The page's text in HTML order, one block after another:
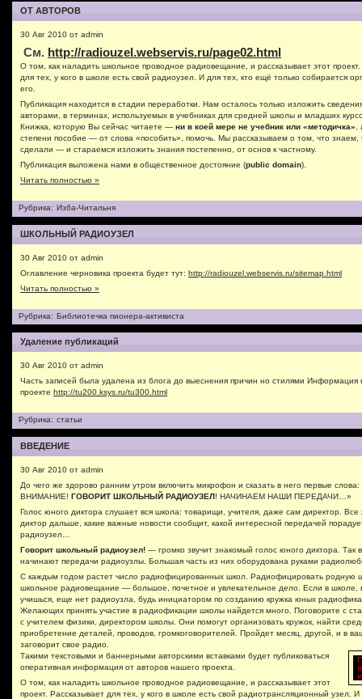
ОТ АВТОРОВ
30 Авг 2010 от admin
См. http://radiouzel.webservis.ru/page02.html
О том, как наладить школьное проводное радиовещание, и рассказывает этот проект.
для тех, у кого в школе есть свой радиоузел. И для тех, кто ещё только собирается
его.
Публикация находится в стадии переработки. Нам осталось только изложить
авторами, в терминах, используемых в учебниках для средней школы и младших
Книжка, которую Вы сейчас читаете — ни в коей мере не учебник или «методичка»
степени пособие — от слова «пособить», помочь. Мы рассказываем о том, что знаем,
сделали — и стараемся изложить знания постепенно, от основ к частному.
Публикация выложена нами в общественное достояние (public domain).
Читать полностью »
Рубрика: Изба-Читальня
ШКОЛЬНЫЙ РАДИОУЗЕЛ
30 Авг 2010 от admin
Оглавление черновика проекта будет тут: http://radiouzel.webservis.ru/sitemap.html
Читать полностью »
Рубрика: Библиотечка пионера-активиста
Удаление публикаций
30 Авг 2010 от admin
Часть записей была удалена из блога до выеснения причин но стилями Информация
проекте http://tu200.ksys.ru/tu300.html
Рубрика: статьи
ВВЕДЕНИЕ
30 Авг 2010 от admin
До чего же здорово ранним утром включить микрофон и сказать в него первые
ВНИМАНИЕ! ГОВОРИТ ШКОЛЬНЫЙ РАДИОУЗЕЛ! НАЧИНАЕМ НАШИ ПЕРЕДАЧИ…»
Голос юного диктора слушает вся школа: товарищи, учителя, даже сам директор. Все
диктор дальше, какие важные новости сообщит, какой интересной передачей
радиоузел…
Говорит школьный радиоузел! — громко звучит знакомый голос юного диктора. Так
начинают передачи радиоузлы. Большая часть из них оборудована руками
С каждым годом растет число радиофицированных школ. Радиофицировать родную
школьное радиовещание — большое, почетное и увлекательное дело. Если в школе,
учишься, еще нет радиоузла, будь инициатором по созданию кружка юных
Желающих принять участие в радиофикации школы найдется много. Поговорите с
с учителем физики, директором школы. Они помогут организовать кружок, найти
приобретение деталей, проводов, громкоговорителей. Пройдет месяц, другой, и в
заговорит свое радио.
Такими текстовыми и баннерными авторскими вставками будет публиковаться
оперативная информация от авторов нашего проекта.
О том, как наладить школьное проводное радиовещание, и рассказывает этот
проект. Рассказывает для тех, у кого в школе есть свой радиотрансляционный узел.